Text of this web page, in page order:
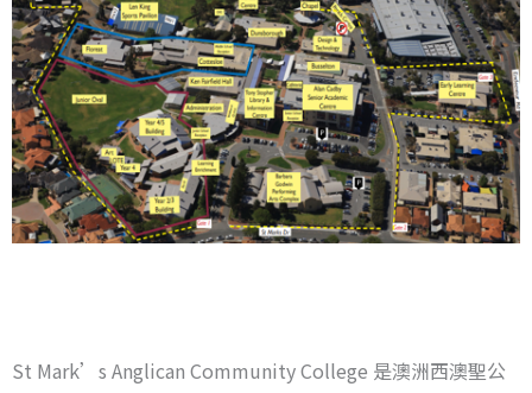
St Mark’s Anglican Community College 是澳洲西澳聖公